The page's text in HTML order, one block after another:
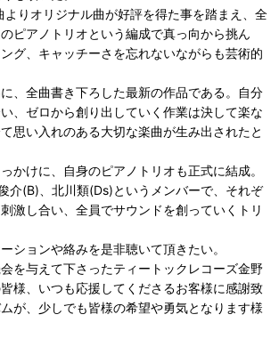
よりオリジナル曲が好評を得た事を踏まえ、全
ピアノトリオという編成で真っ向から挑ん
グ、キャッチーさを忘れないながらも芸術的
、全曲書き下ろした最新の作品である。自分
、ゼロから創り出していく作業は決して楽な
思い入れのある大切な楽曲が生み出されたと
かけに、自身のピアノトリオも正式に結成。
介(B)、北川類(Ds)というメンバーで、それぞ
激し合い、全員でサウンドを創っていくトリ
ションや絡みを是非聴いて頂きたい。
を与えて下さったティートックレコーズ金野
様、いつも応援してくださるお客様に感謝致
が、少しでも皆様の希望や勇気となります様